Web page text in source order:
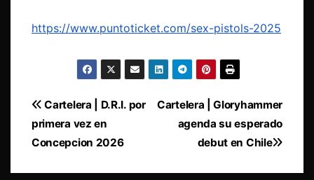
https://www.puntoticket.com/sex-pistols-2025
Navegación
de
entradas
Cartelera | Gloryhammer
agenda su esperado
debut en Chile
Cartelera | D.R.I. por
primera vez en
Concepcion 2026